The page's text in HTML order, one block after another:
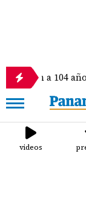
104 años de
videos